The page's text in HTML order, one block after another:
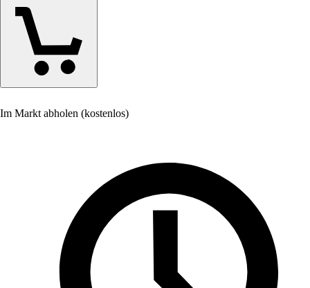
Im Markt abholen (kostenlos)